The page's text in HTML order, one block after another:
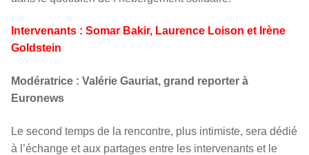
Intervenants : Somar Bakir, Laurence Loison et Irène
Goldstein
Modératrice : Valérie Gauriat, grand reporter à
Euronews
Le second temps de la rencontre, plus intimiste, sera dédié
à l’échange et aux partages entre les intervenants et le